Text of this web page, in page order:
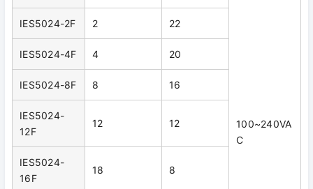
100~240VA
C
IES5024-2F 2 22
IES5024-4F 4 20
IES5024-8F 8 16
IES5024-
12F
12 12
IES5024-
16F
18 8